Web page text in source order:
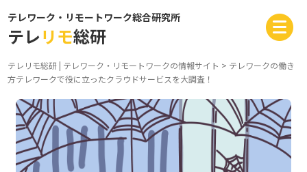
テレワーク・リモートワーク総合研究所
テレリモ総研
テレリモ総研 | テレワーク・リモートワークの情報サイト > テレワークの働き
方テレワークで役に立ったクラウドサービスを大調査！